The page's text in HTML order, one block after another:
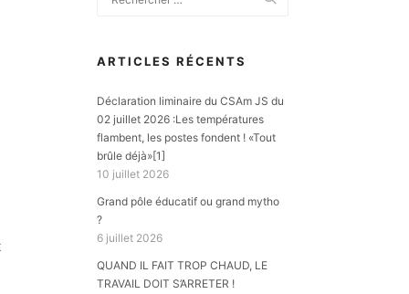
ARTICLES RÉCENTS
Déclaration liminaire du CSAm JS du
02 juillet 2026 :Les températures
flambent, les postes fondent ! «Tout
brûle déjà»[1]
10 juillet 2026
Grand pôle éducatif ou grand mytho
?
6 juillet 2026
QUAND IL FAIT TROP CHAUD, LE
TRAVAIL DOIT S’ARRETER !